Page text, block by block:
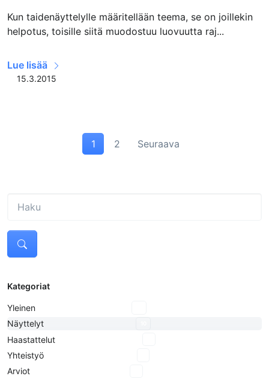
Kun taidenäyttelylle määritellään teema, se on joillekin
helpotus, toisille siitä muodostuu luovuutta raj...
Lue lisää
15.3.2015
1 2 Seuraava
Kategoriat
Yleinen
Näyttelyt
Haastattelut
Yhteistyö
Arviot